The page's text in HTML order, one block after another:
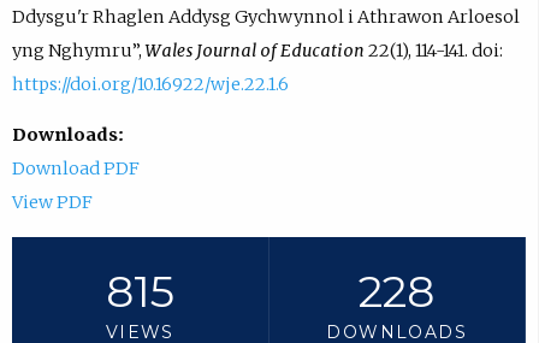
Ddysgu'r Rhaglen Addysg Gychwynnol i Athrawon Arloesol
yng Nghymru”,Wales Journal of Education 22(1), 114-141. doi:
https://doi.org/10.16922/wje.22.1.6
Downloads:
Download PDF
View PDF
815
VIEWS
228
DOWNLOADS